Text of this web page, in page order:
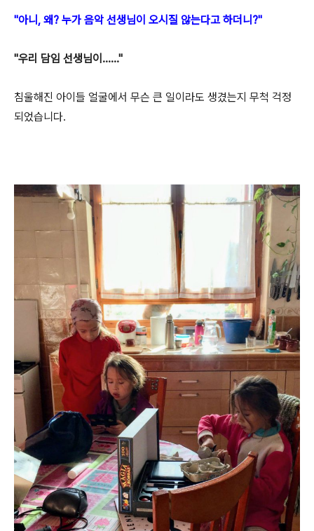
"아니, 왜? 누가 음악 선생님이 오시질 않는다고 하더니?"
"우리 담임 선생님이......"
침울해진 아이들 얼굴에서 무슨 큰 일이 라도 생겼는지 무척 걱정
되었습니다.